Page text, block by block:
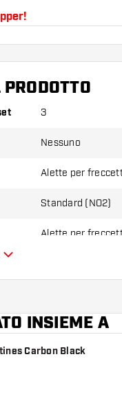
di mano un
o
si addice di più!
3
Nessuno
Alette per
Standard (NO2)
Alette per
INSIEME A
Carbon Black